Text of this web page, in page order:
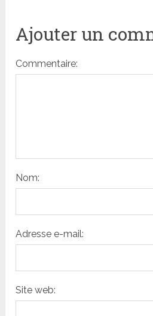
Ajouter un
Commentaire:
Nom:
Adresse e-mail:
Site web: